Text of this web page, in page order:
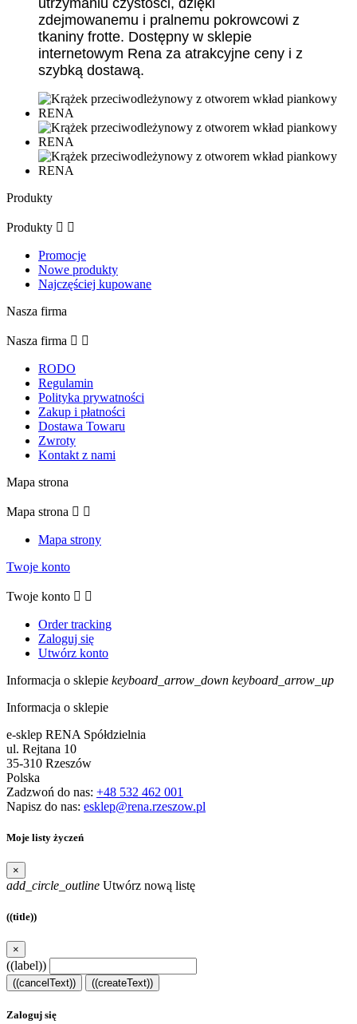
zdejmowanemu i pralnemu pokrowcowi z
tkaniny frotte. Dostępny w sklepie
internetowym Rena za atrakcyjne ceny i z
szybką dostawą.
Produkty
Produkty  
Promocje
Nowe produkty
Najczęściej kupowane
Nasza firma
Nasza firma  
RODO
Regulamin
Polityka prywatności
Zakup i płatności
Dostawa Towaru
Zwroty
Kontakt z nami
Mapa strona
Mapa strona  
Mapa strony
Twoje konto
Twoje konto  
Order tracking
Zaloguj się
Utwórz konto
Informacja o sklepie keyboard_arrow_down keyboard_arrow_up
Informacja o sklepie
e-sklep RENA Spółdzielnia
ul. Rejtana 10
35-310 Rzeszów
Polska
Zadzwoń do nas: +48 532 462 001
Napisz do nas: esklep@rena.rzeszow.pl
Moje listy życzeń
×
add_circle_outline Utwórz nową listę
((title))
×
((label))
((cancelText)) ((createText))
Zaloguj się